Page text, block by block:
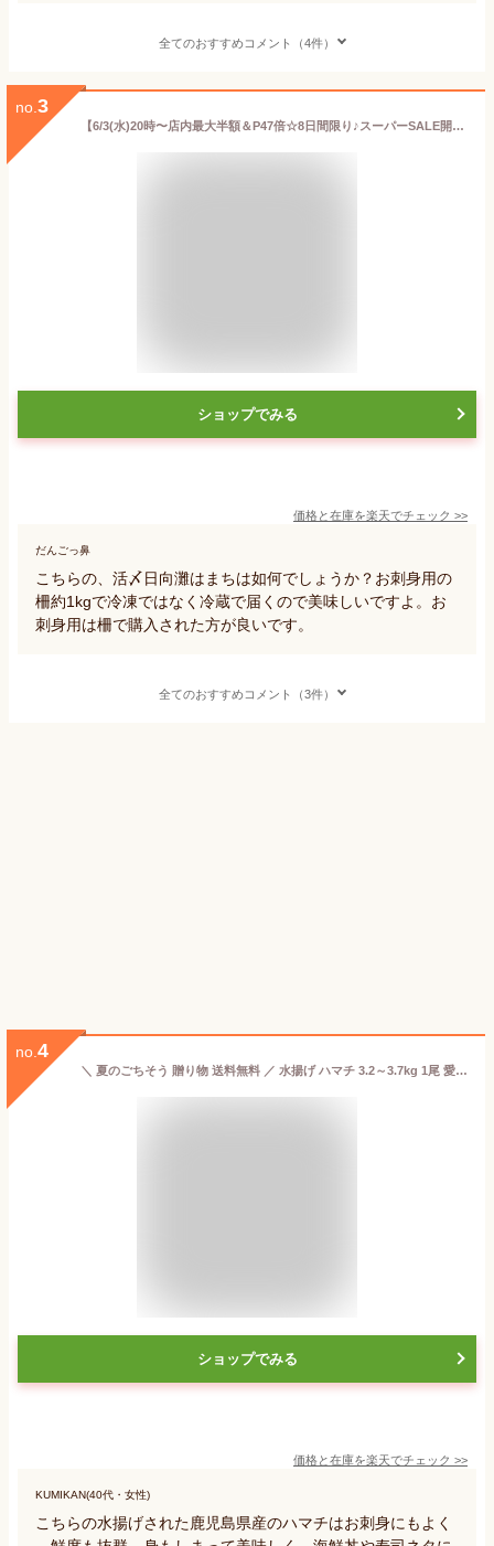
全てのおすすめコメント（4件）
no. 3
【6/3(水)20時〜店内最大半額＆P47倍☆8日間限り♪スーパーSALE開催！】ブリ 刺身 ブリしゃぶ 寒ブリ 刺身 冷蔵 柵 バレンタイン 母の日 敬老の日 ギフト おつまみ 海鮮 切るだけ 父の日 お中元◆＜活〆日向灘ぶり(はまち）お刺身 約1kg（さく）＞a008＃
ショップでみる
価格と在庫を楽天でチェック >>
だんごっ鼻
こちらの、活〆日向灘はまちは如何でしょうか？お刺身用の
柵約1kgで冷凍ではなく冷蔵で届くので美味しいですよ。お
刺身用は柵で購入された方が良いです。
全てのおすすめコメント（3件）
no. 4
＼ 夏のごちそう 贈り物 送料無料 ／ 水揚げ ハマチ 3.2～3.7kg 1尾 愛媛県産 養殖 鮮魚 祝い 刺身 はまち 歳暮 ぶり 母の日 敬老の日 誕生日 快気祝 出世 栄転 出産 入学 卒業 七五三 成人祝い 就職 昇進 冷蔵 還暦 長寿祝い ホームパーティ 結婚 開店祝い 父の日
ショップでみる
価格と在庫を楽天でチェック >>
KUMIKAN(40代・女性)
こちらの水揚げされた鹿児島県産のハマチはお刺身にもよく